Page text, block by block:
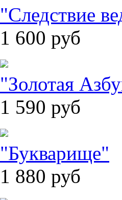
"Следствие
1 600 руб
"Золотая
1 590 руб
"Букварище"
1 880 руб